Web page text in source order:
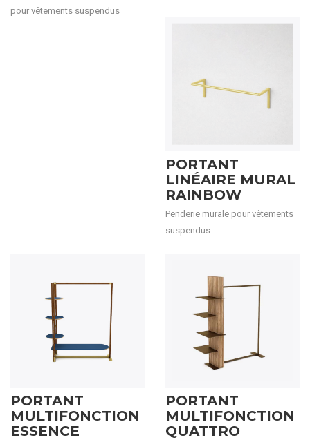
pour vêtements suspendus
PORTANT
LINÉAIRE MURAL
RAINBOW
Penderie murale pour vêtements
suspendus
PORTANT
MULTIFONCTION
ESSENCE
PORTANT
MULTIFONCTION
QUATTRO